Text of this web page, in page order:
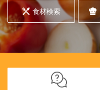
食材検索